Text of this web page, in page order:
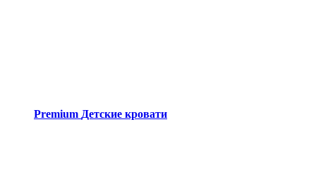
Premium Детские кровати